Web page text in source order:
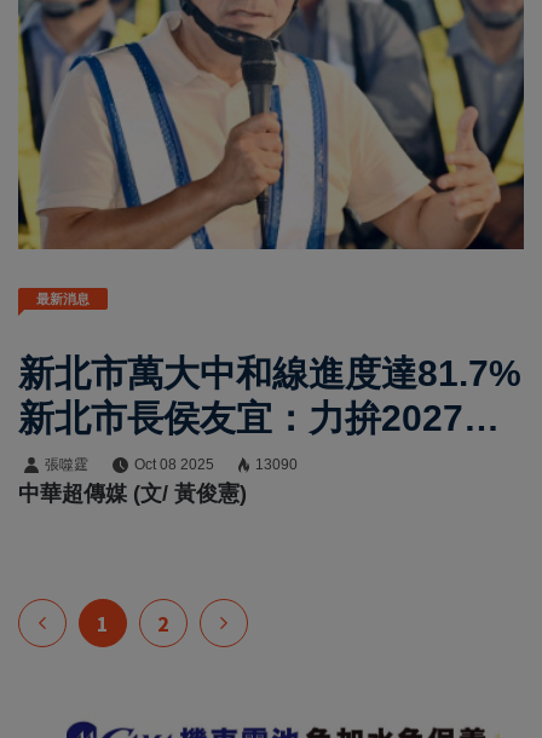
最新消息
新北市萬大中和線進度達81.7%
新北市長侯友宜：力拚2027年
完工 全線14分鐘直達中正紀念
堂
張噬霆 Oct 08 2025 13090
中華超傳媒 (文/ 黃俊憲)
1 2